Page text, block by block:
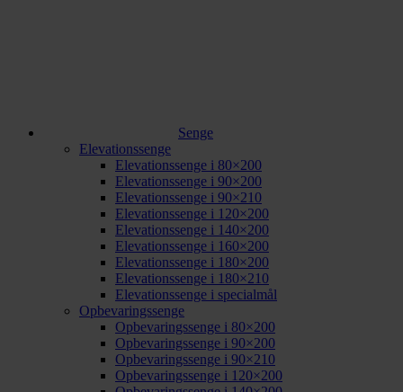
Senge
Elevationssenge
Elevationssenge i 80×200
Elevationssenge i 90×200
Elevationssenge i 90×210
Elevationssenge i 120×200
Elevationssenge i 140×200
Elevationssenge i 160×200
Elevationssenge i 180×200
Elevationssenge i 180×210
Elevationssenge i specialmål
Opbevaringssenge
Opbevaringssenge i 80×200
Opbevaringssenge i 90×200
Opbevaringssenge i 90×210
Opbevaringssenge i 120×200